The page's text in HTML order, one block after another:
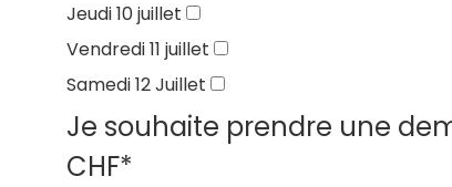
Jeudi 10 juillet
Vendredi 11 juillet
Samedi 12 Juillet
Je souhaite prendre une
CHF*